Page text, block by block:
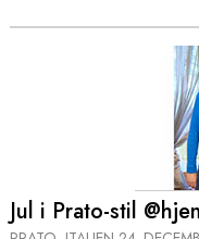
Jul i Prato-stil